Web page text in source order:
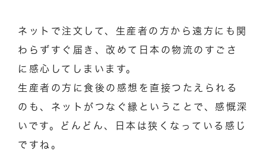
ネットで注文して、生産者の方から遠方にも関
わらずすぐ届き、改めて日本の物流のすごさ
に感心してしまいます。
生産者の方に食後の感想を直接つたえられる
のも、ネットがつなぐ縁ということで、感慨深
いです。どんどん、日本は狭くなっている感じ
ですね。